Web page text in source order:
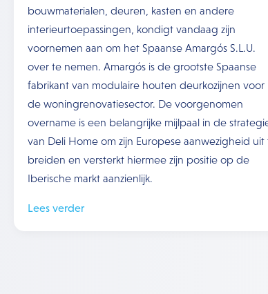
bouwmaterialen, deuren, kasten en andere
interieurtoepassingen, kondigt vandaag zijn
voornemen aan om het Spaanse Amargós S.L.U.
over te nemen. Amargós is de grootste Spaanse
fabrikant van modulaire houten deurkozijnen voor
de woningrenovatiesector. De voorgenomen
overname is een belangrijke mijlpaal in de
van Deli Home om zijn Europese aanwezigheid uit
breiden en versterkt hiermee zijn positie op de
Iberische markt aanzienlijk.
Lees verder